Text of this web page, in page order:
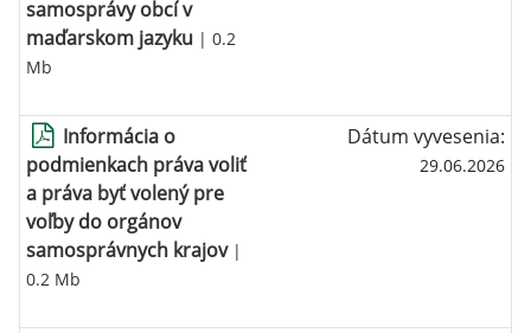
samosprávy obcí v
maďarskom jazyku | 0.2
Mb
Informácia o
podmienkach práva voliť
a práva byť volený pre
voľby do orgánov
samosprávnych krajov|
0.2 Mb
Dátum vyvesenia:
29.06.2026